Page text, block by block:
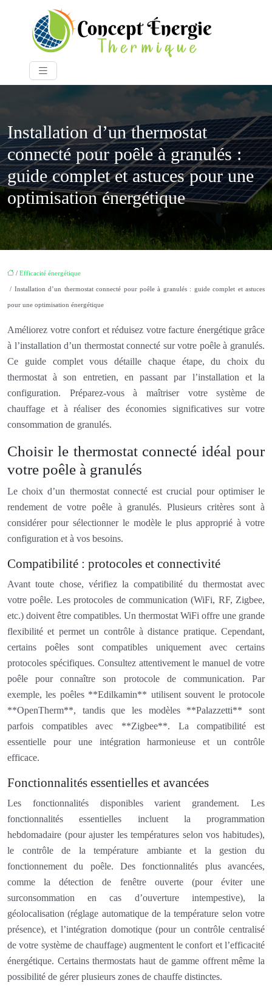
Installation d’un thermostat
connecté pour poêle à granulés :
guide complet et astuces pour une
optimisation énergétique
/ Efficacité énergétique
/ Installation d’un thermostat connecté pour poêle à granulés : guide complet et astuces
pour une optimisation énergétique
Améliorez votre confort et réduisez votre facture énergétique grâce
à l’installation d’un thermostat connecté sur votre poêle à granulés.
Ce guide complet vous détaille chaque étape, du choix du
thermostat à son entretien, en passant par l’installation et la
configuration. Préparez-vous à maîtriser votre système de
chauffage et à réaliser des économies significatives sur votre
consommation de granulés.
Choisir le thermostat connecté idéal pour
votre poêle à granulés
Le choix d’un thermostat connecté est crucial pour optimiser le
rendement de votre poêle à granulés. Plusieurs critères sont à
considérer pour sélectionner le modèle le plus approprié à votre
configuration et à vos besoins.
Compatibilité : protocoles et connectivité
Avant toute chose, vérifiez la compatibilité du thermostat avec
votre poêle. Les protocoles de communication (WiFi, RF, Zigbee,
etc.) doivent être compatibles. Un thermostat WiFi offre une grande
flexibilité et permet un contrôle à distance pratique. Cependant,
certains poêles sont compatibles uniquement avec certains
protocoles spécifiques. Consultez attentivement le manuel de votre
poêle pour connaître son protocole de communication. Par
exemple, les poêles **Edilkamin** utilisent souvent le protocole
**OpenTherm**, tandis que les modèles **Palazzetti** sont
parfois compatibles avec **Zigbee**. La compatibilité est
essentielle pour une intégration harmonieuse et un contrôle
efficace.
Fonctionnalités essentielles et avancées
Les fonctionnalités disponibles varient grandement. Les
fonctionnalités essentielles incluent la programmation
hebdomadaire (pour ajuster les températures selon vos habitudes),
le contrôle de la température ambiante et la gestion du
fonctionnement du poêle. Des fonctionnalités plus avancées,
comme la détection de fenêtre ouverte (pour éviter une
surconsommation en cas d’ouverture intempestive), la
géolocalisation (réglage automatique de la température selon votre
présence), et l’intégration domotique (pour un contrôle centralisé
de votre système de chauffage) augmentent le confort et l’efficacité
énergétique. Certains thermostats haut de gamme offrent même la
possibilité de gérer plusieurs zones de chauffe distinctes.